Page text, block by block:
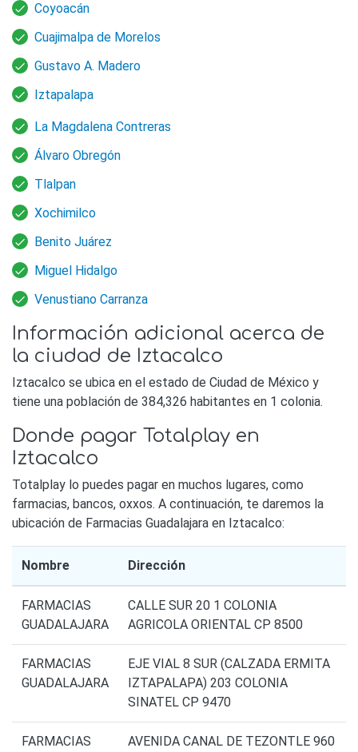
Coyoacán
Cuajimalpa de Morelos
Gustavo A. Madero
Iztapalapa
La Magdalena Contreras
Álvaro Obregón
Tlalpan
Xochimilco
Benito Juárez
Miguel Hidalgo
Venustiano Carranza
Información adicional acerca de
la ciudad de Iztacalco
Iztacalco se ubica en el estado de Ciudad de México y
tiene una población de 384,326 habitantes en 1 colonia.
Donde pagar Totalplay en
Iztacalco
Totalplay lo puedes pagar en muchos lugares, como
farmacias, bancos, oxxos. A continuación, te daremos la
ubicación de Farmacias Guadalajara en Iztacalco:
Nombre Dirección
FARMACIAS
GUADALAJARA
CALLE SUR 20 1 COLONIA
AGRICOLA ORIENTAL CP 8500
FARMACIAS
GUADALAJARA
EJE VIAL 8 SUR (CALZADA ERMITA
IZTAPALAPA) 203 COLONIA
SINATEL CP 9470
FARMACIAS
AVENIDA CANAL DE TEZONTLE 960